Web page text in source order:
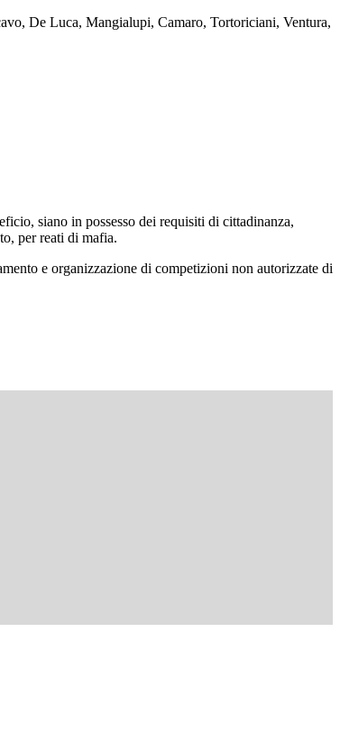
De Luca, Mangialupi, Camaro, Tortoriciani, Ventura,
siano in possesso dei requisiti di cittadinanza,
per reati di mafia.
e organizzazione di competizioni non autorizzate di